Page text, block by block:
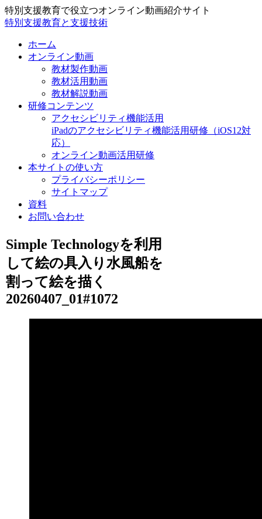
特別支援教育で役立つオンライン動画紹介サイト
特別支援教育と支援技術
ホーム
オンライン動画
教材製作動画
教材活用動画
教材解説動画
研修コンテンツ
アクセシビリティ機能活用
iPadのアクセシビリティ機能活用研修（iOS12対
応）
オンライン動画活用研修
本サイトの使い方
プライバシーポリシー
サイトマップ
資料
お問い合わせ
Simple Technologyを利用
して絵の具入り水風船を
割って絵を描く
20260407_01#1072